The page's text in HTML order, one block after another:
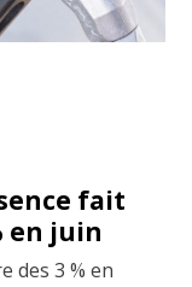
fait
en juin
des 3 % en